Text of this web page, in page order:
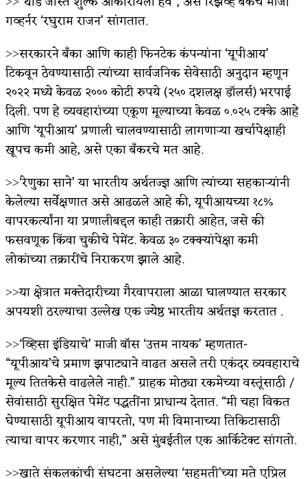
गव्हर्नर ‘रघुराम राजन’ सांगतात.
˃˃सरकारने बँका आणि काही फिनटेक कंपन्यांना ‘यूपीआय’
टिकवून ठेवण्यासाठी त्यांच्या सार्वजनिक सेवेसाठी अनुदान म्हणून
२०२२ मध्ये केवळ २००० कोटी रुपये (२५० दशलक्ष डॉलर्स) भरपाई
दिली. पण हे व्यवहारांच्या एकूण मूल्याच्या केवळ ०.०२५ टक्के आहे
आणि ‘यूपीआय’ प्रणाली चालवण्यासाठी लागणाऱ्या खर्चापेक्षाही
खूपच कमी आहे, असे एका बँकरचे मत आहे.
˃˃‘रेणुका साने’ या भारतीय अर्थतज्ज्ञ आणि त्यांच्या सहकाऱ्यांनी
केलेल्या सर्वेक्षणात असे आढळले आहे की, यूपीआयच्या १८%
वापरकर्त्यांना या प्रणालीबद्दल काही तक्रारी आहेत, जसे की
फसवणूक किंवा चुकीचे पेमेंट. केवळ ३० टक्क्यांपेक्षा कमी
लोकांच्या तक्रारींचे निराकरण झाले आहे.
˃˃या क्षेत्रात मक्तेदारीच्या गैरवापराला आळा घालण्यात सरकार
अपयशी ठरल्याचा उल्लेख एक ज्येष्ठ भारतीय अर्थतज्ञ करतात .
˃˃‘व्हिसा इंडियाचे’ माजी बॉस ‘उत्तम नायक’ म्हणतात-
“यूपीआय’चे प्रमाण झपाट्याने वाढत असले तरी एकंदर व्यवहाराचे
मूल्य तितकेसे वाढलेले नाही.” ग्राहक मोठ्या रकमेच्या वस्तूंसाठी /
सेवांसाठी सुरक्षित पेमेंट पद्धतींना प्राधान्य देतात. “मी चहा विकत
घेण्यासाठी यूपीआय वापरतो, पण मी विमानाच्या तिकिटासाठी
त्याचा वापर करणार नाही,” असे मुंबईतील एक आर्किटेक्ट सांगतो.
˃˃खाते संकलकांची संघटना असलेल्या ‘सहमती’च्या मते एप्रिल